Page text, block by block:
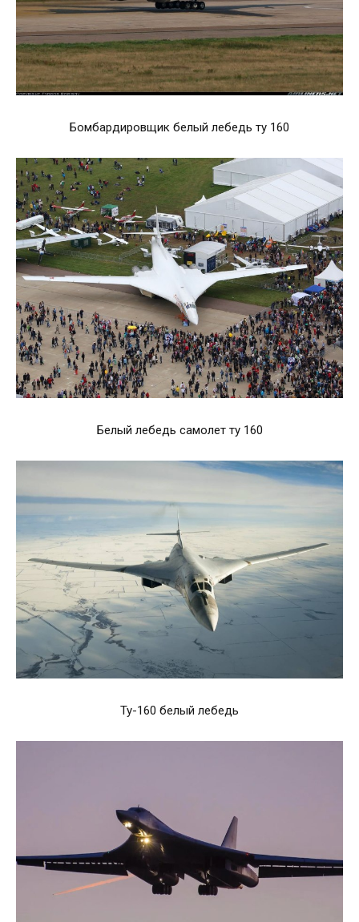
Бомбардировщик белый лебедь ту 160
Белый лебедь самолет ту 160
Ту-160 белый лебедь